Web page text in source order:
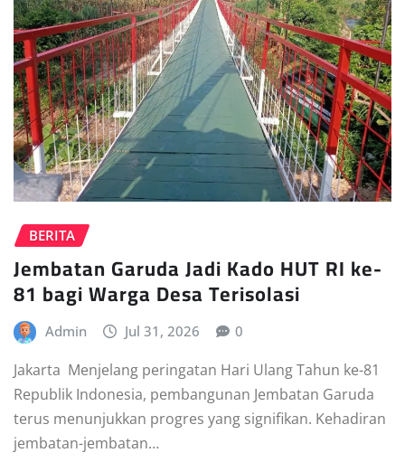
BERITA
Jembatan Garuda Jadi Kado HUT RI ke-
81 bagi Warga Desa Terisolasi
Admin Jul 31, 2026 0
Jakarta  Menjelang peringatan Hari Ulang Tahun ke-81
Republik Indonesia, pembangunan Jembatan Garuda
terus menunjukkan progres yang signifikan. Kehadiran
jembatan-jembatan…